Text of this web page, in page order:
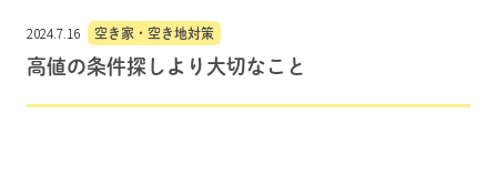
2024.7.16 空き家・空き地対策
高値の条件探しより大切なこと